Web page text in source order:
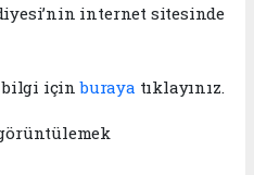
internet sitesinde
bilgi içinburaya tıklayınız.